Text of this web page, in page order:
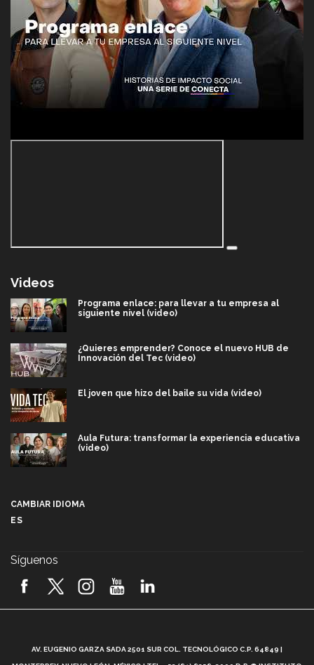
Videos
Programa enlace: para llevar a tu empresa al
siguiente nivel (video)
¿Quieres emprender? Conoce el nuevo HUB de
Innovación del Tec (video)
El joven que hizo del baile su vida (video)
Aula Futura: transformar la experiencia educativa
(video)
2026! (video)
¿Cómo es el Modelo Educativo Tec? (video)
CAMBIAR IDIOMA
ES
Síguenos
AV. EUGENIO GARZA SADA 2501 SUR COL. TECNOLÓGICO C.P. 64849 |